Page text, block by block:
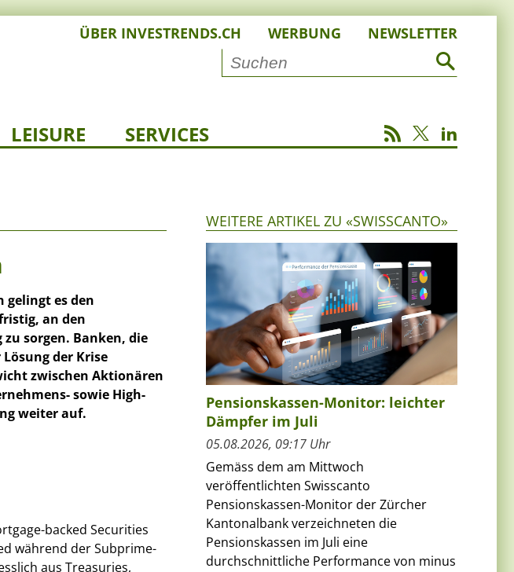
ÜBER INVESTRENDS.CH WERBUNG NEWSLETTER
LEISURE SERVICES
gelingt es den
an den
sorgen. Banken, die
der Krise
zwischen Aktionären
sowie High-
weiter auf.
backed Securities
während der Subprime-
aus Treasuries,
WEITERE ARTIKEL ZU «SWISSCANTO»
Pensionskassen-Monitor: leichter
Dämpfer im Juli
05.08.2026, 09:17 Uhr
Gemäss dem am Mittwoch
veröffentlichten Swisscanto
Pensionskassen-Monitor der Zürcher
Kantonalbank verzeichneten die
Pensionskassen im Juli eine
durchschnittliche Performance von minus